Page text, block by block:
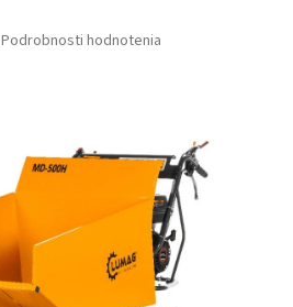
Podrobnosti hodnotenia